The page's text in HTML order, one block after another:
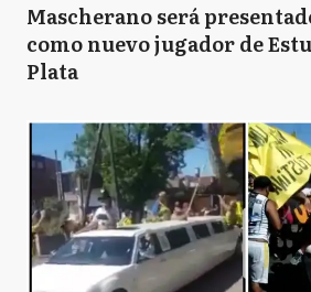
Mascherano será
como nuevo jugador de
Plata